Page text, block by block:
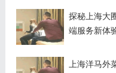
探秘上海大
端服务新体
上海洋马